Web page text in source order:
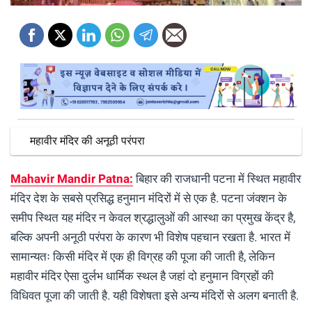
महावीर मंदिर की अनूठी परंपरा
Mahavir Mandir Patna: बिहार की राजधानी पटना में स्थित महावीर
मंदिर देश के सबसे प्रसिद्ध हनुमान मंदिरों में से एक है. पटना जंक्शन के
समीप स्थित यह मंदिर न केवल श्रद्धालुओं की आस्था का प्रमुख केंद्र है,
बल्कि अपनी अनूठी परंपरा के कारण भी विशेष पहचान रखता है. भारत में
सामान्यतः किसी मंदिर में एक ही विग्रह की पूजा की जाती है, लेकिन
महावीर मंदिर ऐसा दुर्लभ धार्मिक स्थल है जहां दो हनुमान विग्रहों की
विधिवत पूजा की जाती है. यही विशेषता इसे अन्य मंदिरों से अलग बनाती है.